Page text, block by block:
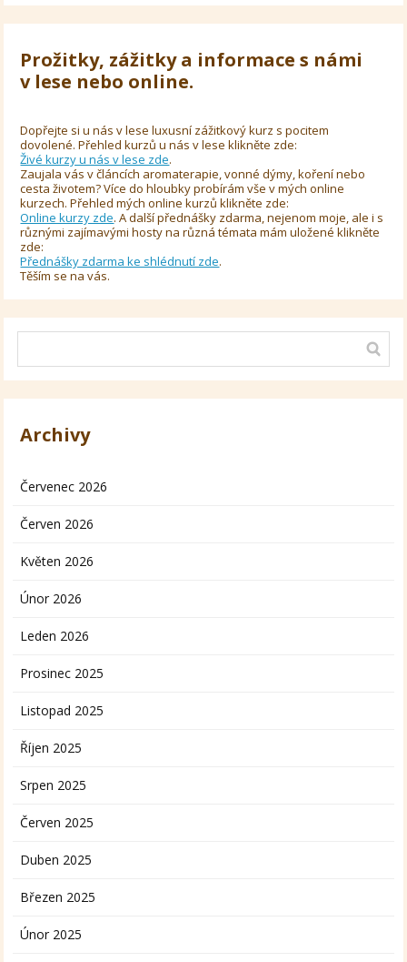
Prožitky, zážitky a informace s námi
v lese nebo online.
Dopřejte si u nás v lese luxusní zážitkový kurz s pocitem
dovolené. Přehled kurzů u nás v lese klikněte zde:
Živé kurzy u nás v lese zde.
Zaujala vás v článcích aromaterapie, vonné dýmy, koření nebo
cesta životem? Více do hloubky probírám vše v mých online
kurzech. Přehled mých online kurzů klikněte zde:
Online kurzy zde. A další přednášky zdarma, nejenom moje, ale i s
různými zajímavými hosty na různá témata mám uložené klikněte
zde:
Přednášky zdarma ke shlédnutí zde.
Těším se na vás.
Archivy
Červenec 2026
Červen 2026
Květen 2026
Únor 2026
Leden 2026
Prosinec 2025
Listopad 2025
Říjen 2025
Srpen 2025
Červen 2025
Duben 2025
Březen 2025
Únor 2025